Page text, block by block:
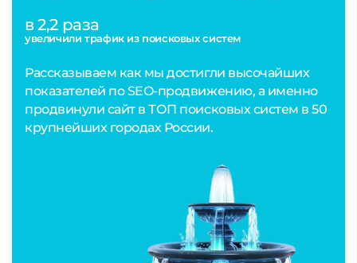
в 2,2 раза
увеличили трафик из поисковых систем
Рассказываем как мы достигли высочайших
показателей по SEO-продвижению, а именно
продвинули сайт в ТОП поисковых систем в 50
крупнейших городах России.